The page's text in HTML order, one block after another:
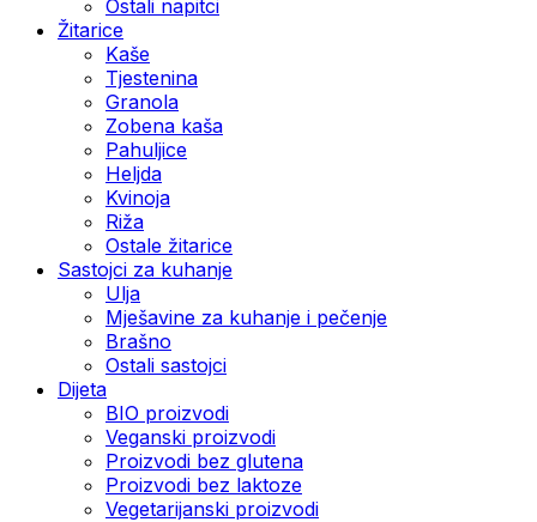
Ostali napitci
Žitarice
Kaše
Tjestenina
Granola
Zobena kaša
Pahuljice
Heljda
Kvinoja
Riža
Ostale žitarice
Sastojci za kuhanje
Ulja
Mješavine za kuhanje i pečenje
Brašno
Ostali sastojci
Dijeta
BIO proizvodi
Veganski proizvodi
Proizvodi bez glutena
Proizvodi bez laktoze
Vegetarijanski proizvodi